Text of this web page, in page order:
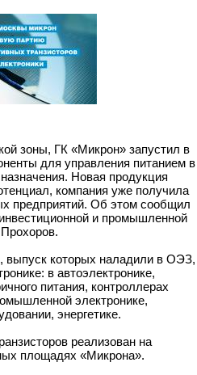
зоны, ГК «Микрон» запустил в
для управления питанием в
Новая продукция
компания уже получила
предприятий. Об этом сообщил
и промышленной
выпуск которых наладили в ОЭЗ,
в автоэлектронике,
питания, контроллерах
электронике,
энергетике.
реализован на
площадях «Микрона».